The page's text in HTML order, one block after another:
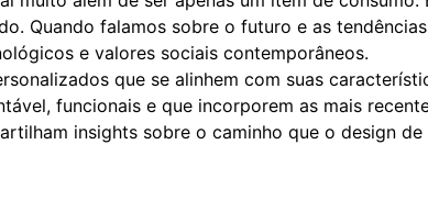
Quando falamos sobre o futuro e as
e valores sociais contemporâneos.
que se alinhem com suas
funcionais e que incorporem as mais
insights sobre o caminho que o design